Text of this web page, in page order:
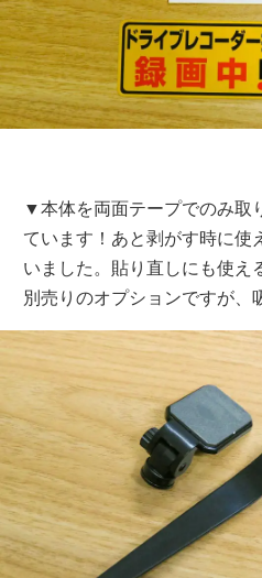
▼本体を両面テープでのみ取
ています！あと剥がす時に使
いました。貼り直しにも使え
別売りのオプションですが、